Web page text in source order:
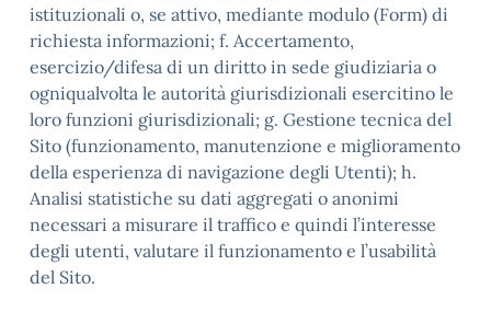
istituzionali o, se attivo, mediante modulo (Form) di
richiesta informazioni; f. Accertamento,
esercizio/difesa di un diritto in sede giudiziaria o
ogniqualvolta le autorità giurisdizionali esercitino le
loro funzioni giurisdizionali; g. Gestione tecnica del
Sito (funzionamento, manutenzione e miglioramento
della esperienza di navigazione degli Utenti); h.
Analisi statistiche su dati aggregati o anonimi
necessari a misurare il traffico e quindi l’interesse
degli utenti, valutare il funzionamento e l’usabilità
del Sito.